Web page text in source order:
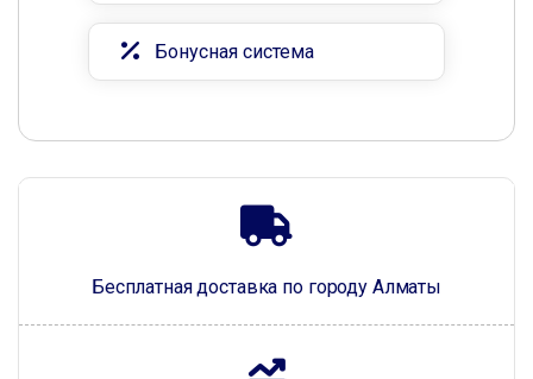
Бесплатная доставка по городу Алматы
Бонусная система